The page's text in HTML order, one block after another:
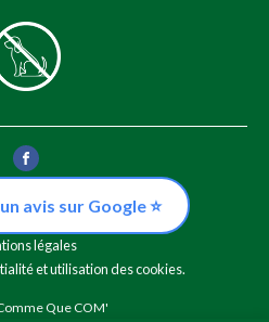
avis sur Google ⭐
légales
et utilisation des cookies.
Que COM'